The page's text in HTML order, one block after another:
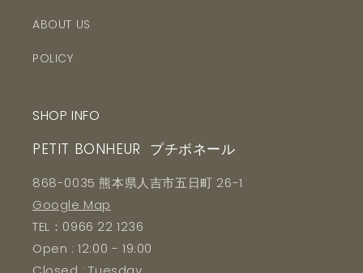
ABOUT US
POLICY
SHOP INFO
PETIT BONHEUR プチボネール
868-0035 熊本県人吉市五日町 26-1
Google Map
TEL：0966 22 1236
Open : 12:00 - 19:00